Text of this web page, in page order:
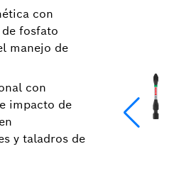
con
fosfato
manejo de
con
impacto de
y taladros de